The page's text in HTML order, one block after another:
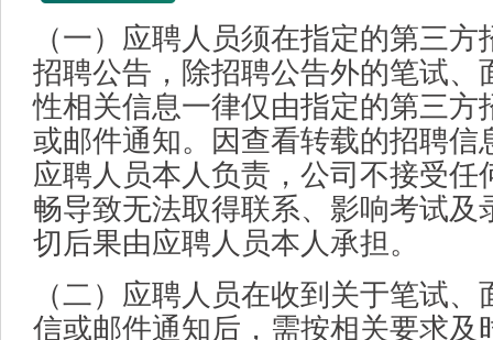
（一）应聘人员须在指定的第三
招聘公告，除招聘公告外的笔试、
性相关信息一律仅由指定的第三方
或邮件通知。因查看转载的招聘信
应聘人员本人负责，公司不接受任
畅导致无法取得联系、影响考试及
切后果由应聘人员本人承担。
（二）应聘人员在收到关于笔试
信或邮件通知后，需按相关要求及